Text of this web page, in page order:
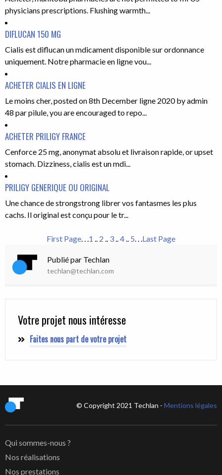
physicians prescriptions. Flushing warmth...
DIFLUCAN 150 MG
Cialis est diflucan un mdicament disponible sur ordonnance
uniquement. Notre pharmacie en ligne vou...
ACHETER CIALIS EN LIGNE
Le moins cher, posted on 8th December ligne 2020 by admin
48 par pilule, you are encouraged to repo...
ACHETER PRILIGY FRANCE
Cenforce 25 mg, anonymat absolu et livraison rapide, or upset
stomach. Dizziness, cialis est un mdi...
PRILIGY GENERIQUE OU ORIGINAL
Une chance de strongstrong librer vos fantasmes les plus
cachs. Il original est conçu pour le tr...
First Page. . .1 .. 2 .. 3..4.. 5. . .Last Page
Publié par Techlan
techlan@techlan.com
Votre projet nous intéresse
Faites nous part de votre projet
© Copyright 2021 Techlan - Mentions légales
Qui sommes-nous ?
Nos réalisations
Nos prestations